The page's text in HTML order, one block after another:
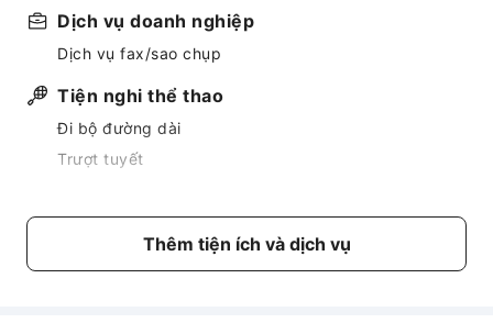
Dịch vụ doanh nghiệp
Dịch vụ fax/sao chụp
Tiện nghi thể thao
Đi bộ đường dài
Trượt tuyết
Wi-Fi công cộngThêm tiện ích và dịch vụ